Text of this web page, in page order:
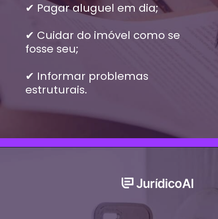
✔ Pagar aluguel em dia;
✔ Cuidar do imóvel como se
fosse seu;
✔ Informar problemas
estruturais.